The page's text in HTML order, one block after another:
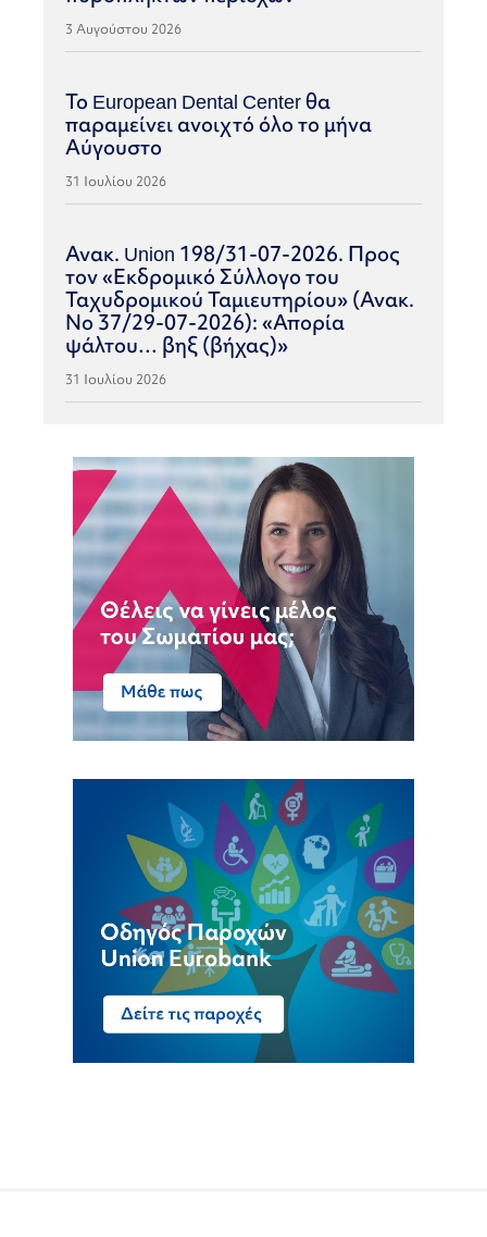
3 Αυγούστου 2026
Το European Dental Center θα
παραμείνει ανοιχτό όλο το μήνα
Αύγουστο
31 Ιουλίου 2026
Ανακ. Union 198/31-07-2026. Προς
τον «Εκδρομικό Σύλλογο του
Ταχυδρομικού Ταμιευτηρίου» (Ανακ.
Νο 37/29-07-2026): «Απορία
ψάλτου… βηξ (βήχας)»
31 Ιουλίου 2026